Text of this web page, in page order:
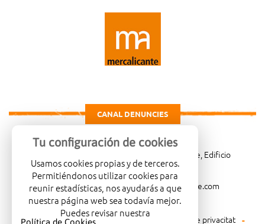
CANAL DENUNCIES
Carretera de Madrid Km. 4, 03007 Alicante, Edificio
Administrativo, planta 3ª
966081001
merca@mercalicante.com
Avís legal Política de cookies Política de privacitat
Tu configuración de cookies
Usamos cookies propias y de terceros.
Permitiéndonos utilizar cookies para
reunir estadísticas, nos ayudarás a que
nuestra página web sea todavía mejor.
Puedes revisar nuestra
Política de Cookies